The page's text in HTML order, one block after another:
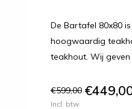
De Bartafel 80x80
hoogwaardig
teakhout. Wij
€599,00
Incl. btw